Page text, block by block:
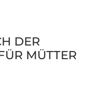
DER
MÜTTER